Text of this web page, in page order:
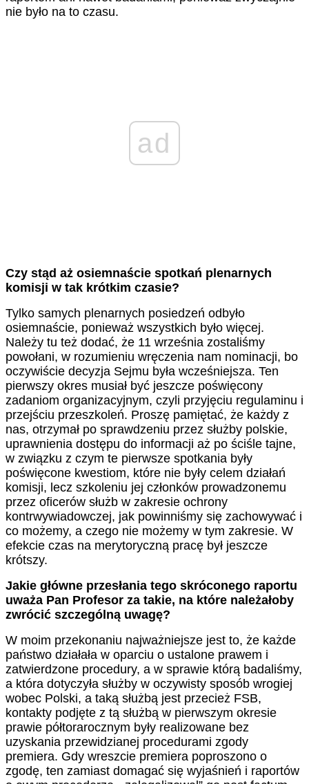
nie było na to czasu.
ad
Czy stąd aż osiemnaście spotkań plenarnych
komisji w tak krótkim czasie?
Tylko samych plenarnych posiedzeń odbyło
osiemnaście, ponieważ wszystkich było więcej.
Należy tu też dodać, że 11 września zostaliśmy
powołani, w rozumieniu wręczenia nam nominacji, bo
oczywiście decyzja Sejmu była wcześniejsza. Ten
pierwszy okres musiał być jeszcze poświęcony
zadaniom organizacyjnym, czyli przyjęciu regulaminu i
przejściu przeszkoleń. Proszę pamiętać, że każdy z
nas, otrzymał po sprawdzeniu przez służby polskie,
uprawnienia dostępu do informacji aż po ściśle tajne,
w związku z czym te pierwsze spotkania były
poświęcone kwestiom, które nie były celem działań
komisji, lecz szkoleniu jej członków prowadzonemu
przez oficerów służb w zakresie ochrony
kontrwywiadowczej, jak powinniśmy się zachowywać i
co możemy, a czego nie możemy w tym zakresie. W
efekcie czas na merytoryczną pracę był jeszcze
krótszy.
Jakie główne przesłania tego skróconego raportu
uważa Pan Profesor za takie, na które należałoby
zwrócić szczególną uwagę?
W moim przekonaniu najważniejsze jest to, że każde
państwo działała w oparciu o ustalone prawem i
zatwierdzone procedury, a w sprawie którą badaliśmy,
a która dotyczyła służby w oczywisty sposób wrogiej
wobec Polski, a taką służbą jest przecież FSB,
kontakty podjęte z tą służbą w pierwszym okresie
prawie półtorarocznym były realizowane bez
uzyskania przewidzianej procedurami zgody
premiera. Gdy wreszcie premiera poproszono o
zgodę, ten zamiast domagać się wyjaśnień i raportów